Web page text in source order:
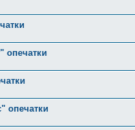
опечатки
опечатки